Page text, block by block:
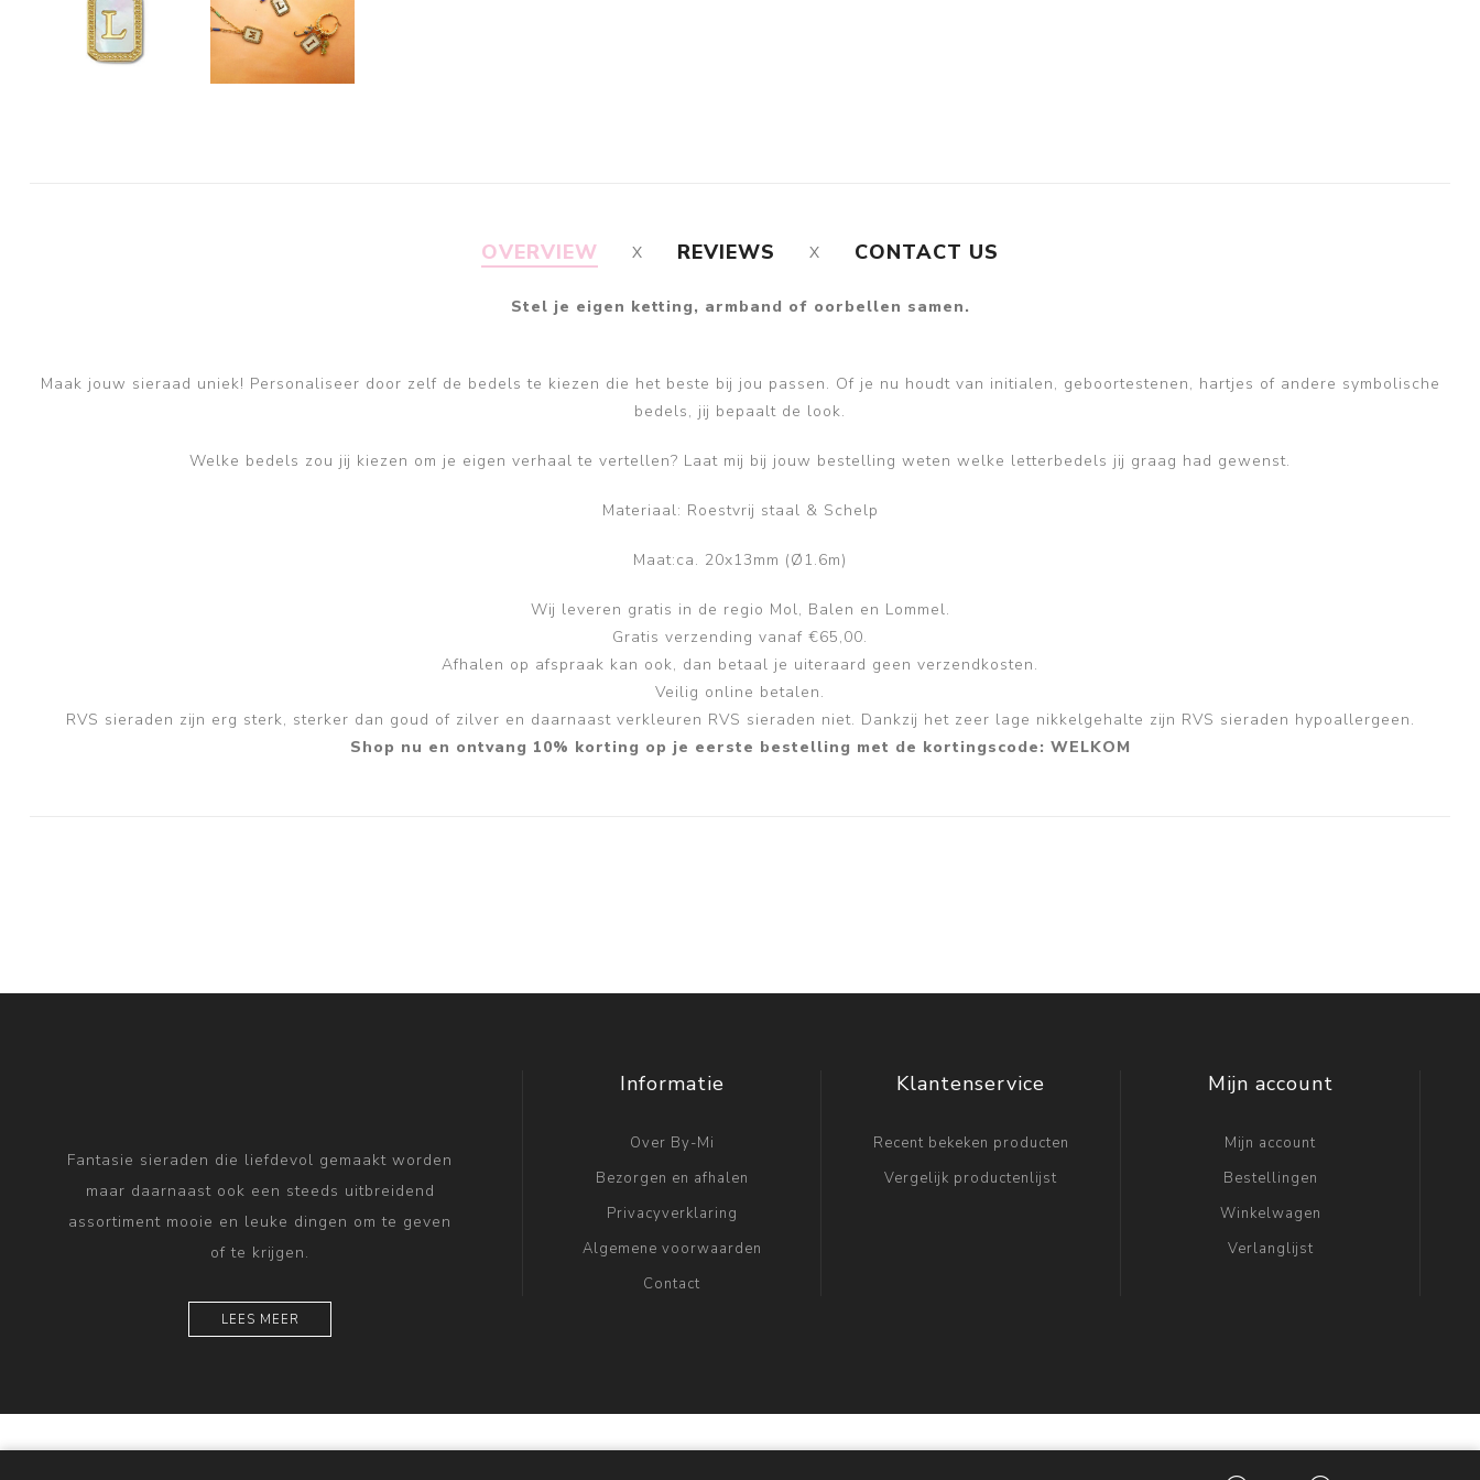
OVERVIEW REVIEWS CONTACT US
Stel je eigen ketting, armband of oorbellen samen.
Maak jouw sieraad uniek! Personaliseer door zelf de bedels te kiezen die het beste bij jou passen. Of je nu houdt van initialen, geboortestenen, hartjes of andere symbolische
bedels, jij bepaalt de look.
Welke bedels zou jij kiezen om je eigen verhaal te vertellen? Laat mij bij jouw bestelling weten welke letterbedels jij graag had gewenst.
Materiaal: Roestvrij staal & Schelp
Maat:ca. 20x13mm (Ø1.6m)
Wij leveren gratis in de regio Mol, Balen en Lommel.
Gratis verzending vanaf €65,00.
Afhalen op afspraak kan ook, dan betaal je uiteraard geen verzendkosten.
Veilig online betalen.
RVS sieraden zijn erg sterk, sterker dan goud of zilver en daarnaast verkleuren RVS sieraden niet. Dankzij het zeer lage nikkelgehalte zijn RVS sieraden hypoallergeen.
Shop nu en ontvang 10% korting op je eerste bestelling met de kortingscode: WELKOM
Fantasie sieraden die liefdevol gemaakt worden
maar daarnaast ook een steeds uitbreidend
assortiment mooie en leuke dingen om te geven
of te krijgen.
LEES MEER
Informatie
Over By-Mi
Bezorgen en afhalen
Privacyverklaring
Algemene voorwaarden
Contact
Klantenservice
Recent bekeken producten
Vergelijk productenlijst
Mijn account
Mijn account
Bestellingen
Winkelwagen
Verlanglijst